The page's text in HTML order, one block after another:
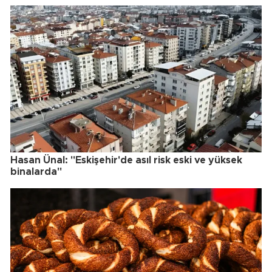
Hasan Ünal: "Eskişehir'de asıl risk eski ve yüksek
binalarda"